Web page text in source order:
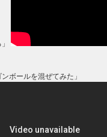
」
ボールを混ぜてみた」